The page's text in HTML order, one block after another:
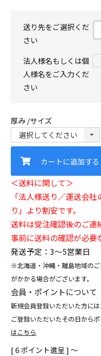
送り先をご選択くだ
さい
法人様名もしくは個
人様名をご入力くだ
さい
厚み サイズ
カートに追加する
＜送料に関して＞
「法人様送り／運送会
り」より割安です。
送料は受注確認後のご連
事前に送料の確認が必要
発送予定：3〜5営業日
※北海道・沖縄・離島地域の
がかかる場合がございます。
会員・ポイントについて
新規会員登録いただいた方に
ご登録いただいたその日から
はこちら
[ 6ポイント進呈 ] 〜